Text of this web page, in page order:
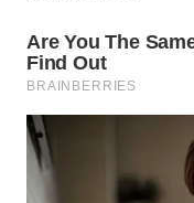
WN
SUMEDANG
WN
CIANJUR